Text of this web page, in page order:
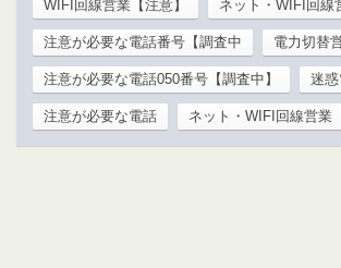
WIFI回線営業【注意】 ネット・WIFI回線
注意が必要な電話番号【調査中 電力切替
注意が必要な電話050番号【調査中】 迷
注意が必要な電話 ネット・WIFI回線営業